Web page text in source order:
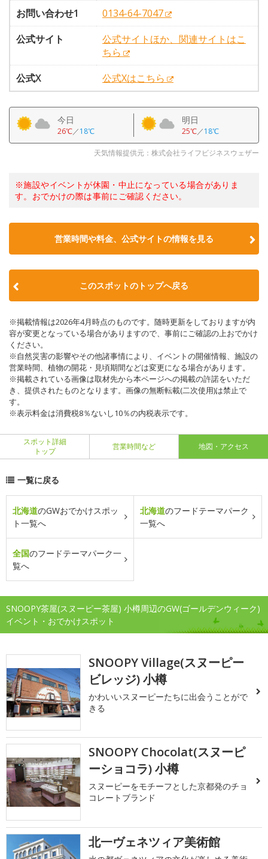
お問い合わせ1
0134-64-7047
公式サイト
公式サイトほか、関連サイトはこ
ちら
公式X
公式Xはこちら
今日
26℃／18℃
明日
25℃／18℃
天気情報提供元：株式会社ライフビジネスウェザー
※施設やイベントが休園・中止になっている場合がありま
す。おでかけの際は事前にご確認ください。
営業時間や料金、公式サイトの情報を見る
このスポットのトップへ戻る
※掲載情報は2026年4月時点のものです。随時更新をしておりますが内
容が変更となっている場合がありますので、事前にご確認の上おでかけ
ください。
※自然災害の影響やその他諸事情により、イベントの開催情報、施設の
営業時間、植物の開花・見頃期間などは変更になる場合があります。
※掲載されている画像は取材先から本ページへの掲載の許諾をいただ
き、提供されたものとなります。画像の無断転載(二次使用)は禁止で
す。
※表示料金は消費税8％ないし10％の内税表示です。
スポット詳細
トップ
営業時間など 地図・アクセス
一覧に戻る
北海道のGWおでかけスポッ
ト一覧へ
北海道のフードテーマパーク
一覧へ
全国のフードテーマパーク一
覧へ
SNOOPY茶屋(スヌーピー茶屋) 小樽周辺のGW(ゴールデンウィーク)
イベント・おでかけスポット
SNOOPY Village(スヌーピー
ビレッジ) 小樽
かわいいスヌーピーたちに出会うことがで
きる
SNOOPY Chocolat(スヌーピ
ーショコラ) 小樽
スヌーピーをモチーフとした京都発のチョ
コレートブランド
北一ヴェネツィア美術館